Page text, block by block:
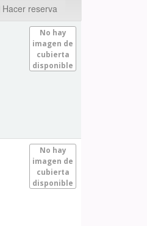
Hacer reserva
No hay
imagen de
cubierta
disponible
No hay
imagen de
cubierta
disponible